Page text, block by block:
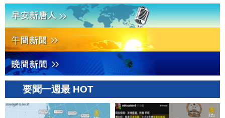
要聞一週最 HOT